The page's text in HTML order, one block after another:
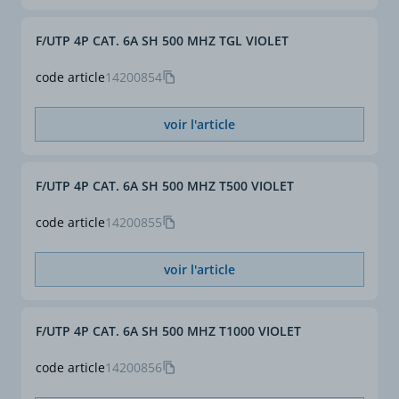
Installation
Câblage en pose fixe dans
les environnements
code article14200854
F/UTP 4P CAT. 6A SH 500 MHZ TGL VIOLET
voir l'article
code article14200855
F/UTP 4P CAT. 6A SH 500 MHZ T500 VIOLET
voir l'article
code article14200856
F/UTP 4P CAT. 6A SH 500 MHZ T1000 VIOLET